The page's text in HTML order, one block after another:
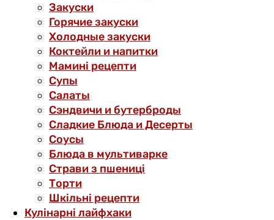
Закуски
Горячие закуски
Холодные закуски
Коктейли и напитки
Мамині рецепти
Супы
Салаты
Сэндвичи и бутерброды
Сладкие Блюда и Десерты
Соусы
Блюда в мультиварке
Страви з пшениці
Торти
Шкільні рецепти
Кулінарні лайфхаки